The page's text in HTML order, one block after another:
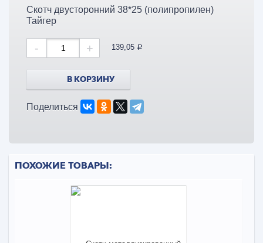
Скотч двусторонний 38*25 (полипропилен)
Тайгер
- + 139,05 a
В КОРЗИНУ
Поделиться
ПОХОЖИЕ ТОВАРЫ: